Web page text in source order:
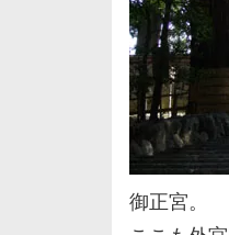
御正宮。